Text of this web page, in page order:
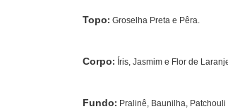
Topo: Groselha Preta e Pêra.
Corpo: Íris, Jasmim e Flor de
Fundo: Pralinê, Baunilha,